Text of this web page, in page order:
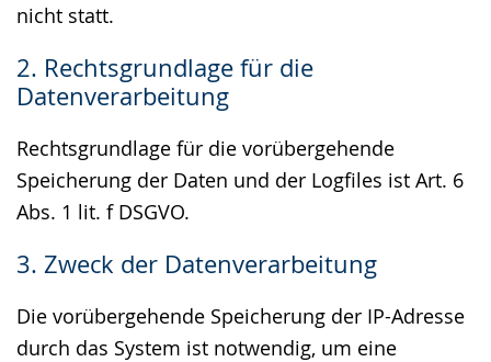
nicht statt.
2. Rechtsgrundlage für die
Datenverarbeitung
Rechtsgrundlage für die vorübergehende
Speicherung der Daten und der Logfiles ist Art. 6
Abs. 1 lit. f DSGVO.
3. Zweck der Datenverarbeitung
Die vorübergehende Speicherung der IP-Adresse
durch das System ist notwendig, um eine